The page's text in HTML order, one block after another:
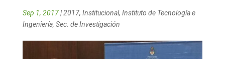
Sep 1, 2017|2017, Institucional, Instituto de Tecnología e
Ingeniería, Sec. de Investigación